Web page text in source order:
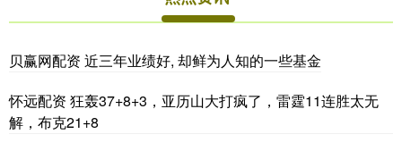
贝赢网配资 近三年业绩好, 却鲜为人知的一些基金
怀远配资 狂轰37+8+3，亚历山大打疯了，雷霆11连胜太无
解，布克21+8